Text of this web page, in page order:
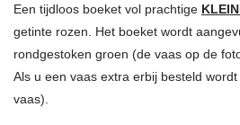
Een tijdloos boeket vol prachtige
getinte rozen. Het boeket wordt
rondgestoken groen (de vaas op de
Als u een vaas extra erbij besteld
vaas).